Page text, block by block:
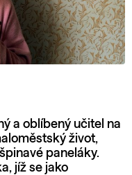
a oblíbený učitel na
život,
paneláky.
jíž se jako